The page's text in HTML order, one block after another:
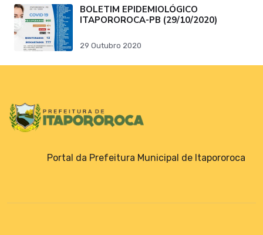
BOLETIM EPIDEMIOLÓGICO
ITAPOROROCA-PB (29/10/2020)
29 Outubro 2020
Portal da Prefeitura Municipal de Itapororoca